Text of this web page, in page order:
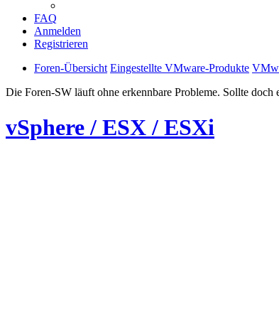
FAQ
Anmelden
Registrieren
Foren-Übersicht Eingestellte VMware-Produkte
Die Foren-SW läuft ohne erkennbare Probleme. Sollte doch
vSphere / ESX / ESXi